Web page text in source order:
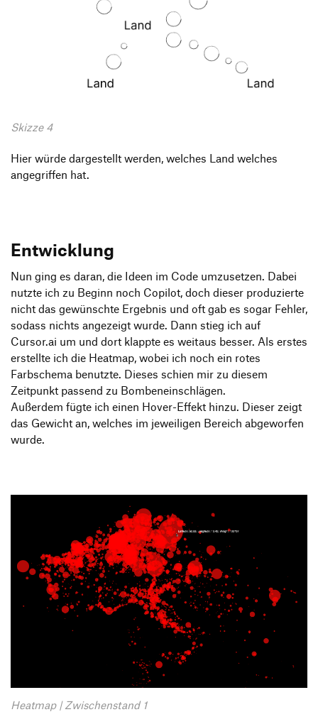
Skizze 4
Hier würde dargestellt werden, welches Land welches
angegriffen hat.
Entwicklung
Nun ging es daran, die Ideen im Code umzusetzen. Dabei
nutzte ich zu Beginn noch Copilot, doch dieser produzierte
nicht das gewünschte Ergebnis und oft gab es sogar Fehler,
sodass nichts angezeigt wurde. Dann stieg ich auf
Cursor.ai um und dort klappte es weitaus besser. Als erstes
erstellte ich die Heatmap, wobei ich noch ein rotes
Farbschema benutzte. Dieses schien mir zu diesem
Zeitpunkt passend zu Bombeneinschlägen.
Außerdem fügte ich einen Hover-Effekt hinzu. Dieser zeigt
das Gewicht an, welches im jeweiligen Bereich abgeworfen
wurde.
Heatmap | Zwischenstand 1